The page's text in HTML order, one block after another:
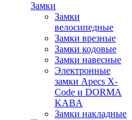
Замки
Замки
велосипедные
Замки врезные
Замки кодовые
Замки навесные
Электронные
замки Apecs X-
Code и DORMA
KABA
Замки накладные